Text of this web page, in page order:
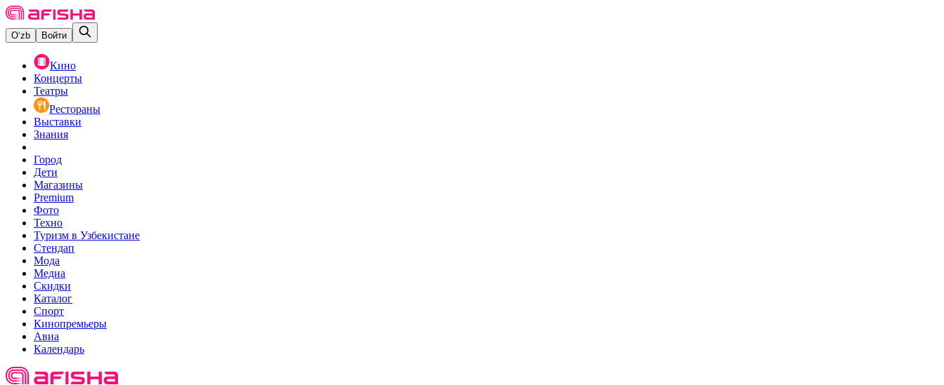
O‘zb Войти
Кино
Концерты
Театры
Рестораны
Выставки
Знания
Город
Дети
Магазины
Premium
Фото
Техно
Туризм в Узбекистане
Стендап
Мода
Медиа
Скидки
Каталог
Спорт
Кинопремьеры
Авиа
Календарь